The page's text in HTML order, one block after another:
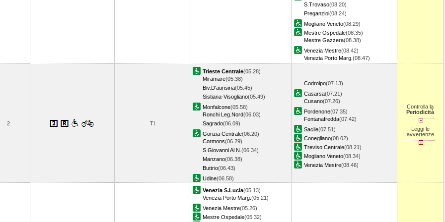
S.Trovaso(08.20)
Preganziol(08.24)
Mogliano Veneto(08.29)
Mestre Ospedale(08.35)
Mestre Gazzera(08.38)
Venezia Mestre(08.42)
Venezia Porto Marg. (08.47)
2 TI
Trieste Centrale(05.28)
Miramare(05.38)
Biv.D'aurisina(05.45)
Sistiana-Visogliano(05.49)
Monfalcone(05.58)
Ronchi Leg.Nord(06.03)
Sagrado(06.09)
Gorizia Centrale(06.20)
Cormons(06.29)
S.Giovanni Al N. (06.34)
Manzano(06.38)
Buttrio(06.43)
Udine(06.58)
Codroipo(07.13)
Casarsa(07.21)
Cusano(07.26)
Pordenone(07.35)
Fontanafredda(07.42)
Sacile(07.51)
Conegliano(08.02)
Treviso Centrale(08.21)
Mogliano Veneto(08.34)
Venezia Mestre(08.46)
Controlla la
Periodicità
Leggi le
avvertenze
Venezia S.Lucia(05.13)
Venezia Porto Marg. (05.21)
Venezia Mestre(05.26)
Mestre Ospedale(05.32)